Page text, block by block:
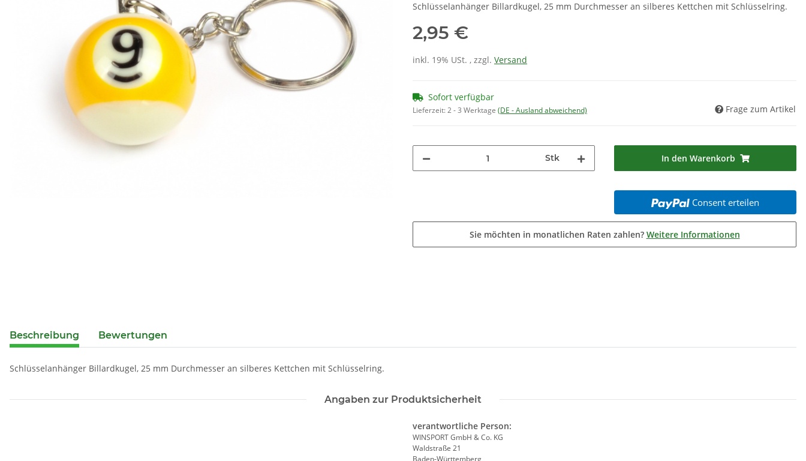
Schlüsselanhänger Billardkugel, 25 mm Durchmesser an silberes Kettchen mit Schlüsselring.
2,95 €
inkl. 19% USt. , zzgl. Versand
Sofort verfügbar
Lieferzeit:2 - 3 Werktage (DE - Ausland abweichend) Frage zum Artikel
Stk In den Warenkorb
Consent erteilen
Sie möchten in monatlichen Raten zahlen? Weitere Informationen
Beschreibung Bewertungen
Schlüsselanhänger Billardkugel, 25 mm Durchmesser an silberes Kettchen mit Schlüsselring.
Angaben zur Produktsicherheit
verantwortliche Person:
WINSPORT GmbH & Co. KG
Waldstraße 21